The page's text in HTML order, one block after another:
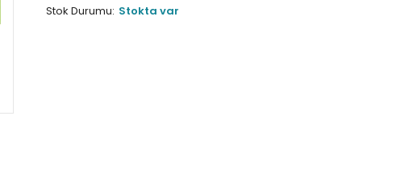
Stok Durumu: Stokta var